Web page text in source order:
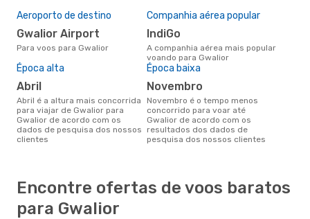
Aeroporto de destino
Gwalior Airport
Para voos para Gwalior
Companhia aérea popular
IndiGo
A companhia aérea mais popular
voando para Gwalior
Época alta
abril
abril é a altura mais concorrida
para viajar de Gwalior para
Gwalior de acordo com os
dados de pesquisa dos nossos
clientes
Época baixa
novembro
novembro é o tempo menos
concorrido para voar até
Gwalior de acordo com os
resultados dos dados de
pesquisa dos nossos clientes
Encontre ofertas de voos baratos
para Gwalior